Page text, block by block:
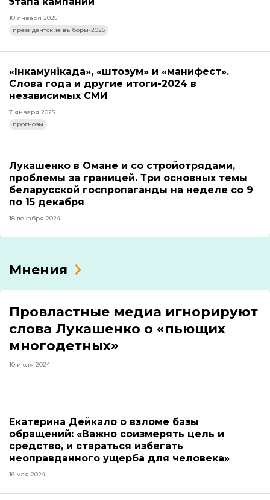
10 января 2025
президентские выборы-2025
«Інкамунікада», «штозум» и «манифест».
Слова года и другие итоги-2024 в
независимых СМИ
7 января 2025
прогнозы
Лукашенко в Омане и со стройотрядами,
проблемы за границей. Три основных темы
беларусской госпропаганды на неделе со 9
по 15 декабря
18 декабря 2024
Мнения
Провластные медиа игнорируют
слова Лукашенко о «пьющих
многодетных»
10 июля 2024
Екатерина Дейкало о взломе базы
обращений: «Важно соизмерять цель и
средство, и стараться избегать
неоправданного ущерба для человека»
16 мая 2024